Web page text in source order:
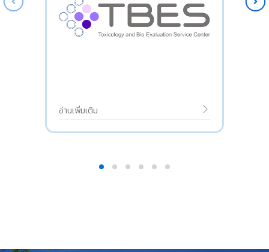
อ่านเพิ่มเติม